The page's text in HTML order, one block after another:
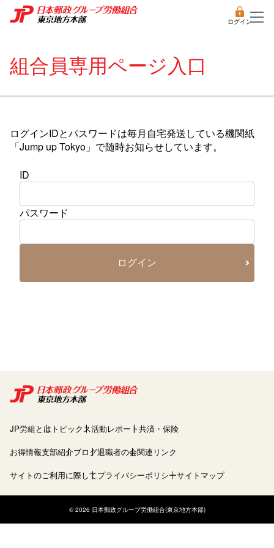
ログイン
組合員専用ページ入口
ログインIDとパスワードは毎月自宅発送している機関紙
「Jump up Tokyo」で随時お知らせしています。
ID
パスワード
ログイン
JP労組とは トピックス活動レポート共済・保険
お得情報支部紹介ブログ退職者の会関連リンク
サイトのご利用に際してプライバシーポリシーサイトマップ
© 2026 日本郵政グループ労働組合(東京地方本部)